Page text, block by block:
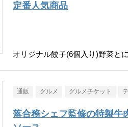
定番人気商品
オリジナル餃子(6個入り)野菜と
通販 グルメ グルメチケット
落合務シェフ監修の特製牛